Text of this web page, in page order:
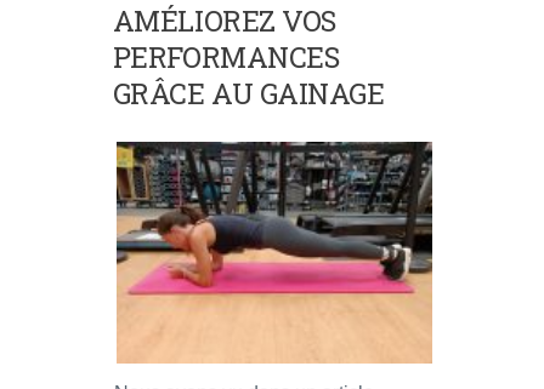
AMÉLIOREZ VOS
PERFORMANCES
GRÂCE AU GAINAGE